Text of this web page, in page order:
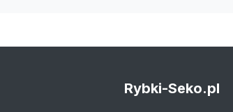
Rybki-Seko.pl